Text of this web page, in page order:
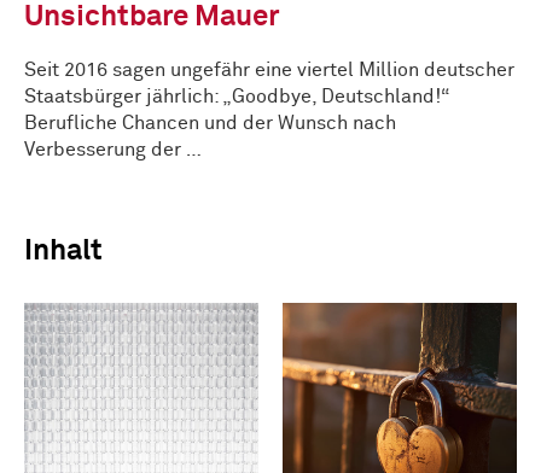
Unsichtbare Mauer
Seit 2016 sagen ungefähr eine viertel Million deutscher
Staatsbürger jährlich: „Goodbye, Deutschland!“
Berufliche Chancen und der Wunsch nach
Verbesserung der …
Inhalt